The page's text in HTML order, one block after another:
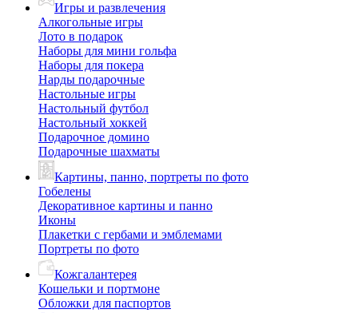
Игры и развлечения
Алкогольные игры
Лото в подарок
Наборы для мини гольфа
Наборы для покера
Нарды подарочные
Настольные игры
Настольный футбол
Настольный хоккей
Подарочное домино
Подарочные шахматы
Картины, панно, портреты по фото
Гобелены
Декоративное картины и панно
Иконы
Плакетки с гербами и эмблемами
Портреты по фото
Кожгалантерея
Кошельки и портмоне
Обложки для паспортов